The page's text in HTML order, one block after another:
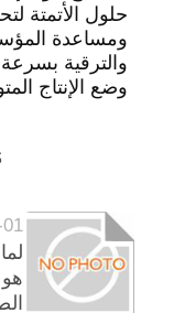
حلول الأتمتة
ومساعدة
وضع الإنتاج